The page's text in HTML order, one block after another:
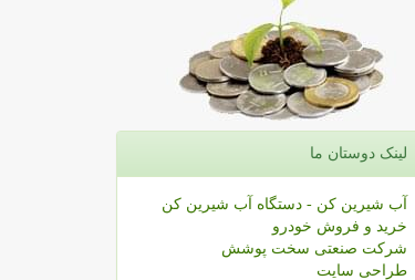
لینک دوستان ما
آب شیرین کن - دستگاه آب شیرین کن
خرید و فروش خودرو
شرکت صنعتی سخت پوشش
طراحی سایت